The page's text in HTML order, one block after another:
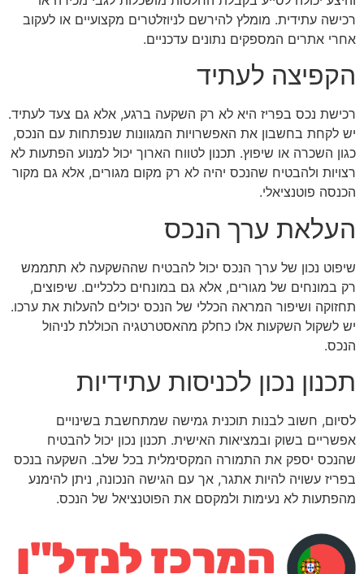
רכישה עתידית. מומלץ להירשם לניוזלטרים מקצועיים או לעקוב
אחרי אתרים המספקים נתונים עדכניים.
הקפיצה לעתיד
רכישת נכס בפריז היא לא רק השקעה ברגע, אלא גם צעד לעתיד.
יש לקחת בחשבון את האפשרויות המגוונות שנפתחות עם הנכס,
כגון השכרה או שיפוץ. תכנון לטווח הארוך יכול למנוע הפתעות לא
רצויות ולהבטיח שהנכס יהיה לא רק מקום מגורים, אלא גם מקור
הכנסה פוטנציאלי.
העלאת ערך הנכס
שיפוט נכון של ערך הנכס יכול להבטיח שההשקעה לא תתממש
רק במונחים של מגורים, אלא גם במונחים כלכליים. שיפוצים,
תחזוקה ושיפור המראה הכללי של הנכס יכולים להעלות את ערכו.
יש לשקול השקעות אלו כחלק מהאסטרטגיה הכוללת לניהול
הנכס.
תכנון נכון לכניסות עתידיות
לסיום, חשוב לבנות תוכנית גמישה שמתחשבת בשינויים
אפשריים בשוק ובמציאות האישית. תכנון נכון יכול להבטיח
שהנכס יספק את התמורה המקסימלית בכל שלב. השקעה בנכס
בפריז עשויה להיות אתגר, אך עם הגישה הנכונה, ניתן להימנע
מהפתעות לא נעימות ולמקסם את הפוטנציאל של הנכס.